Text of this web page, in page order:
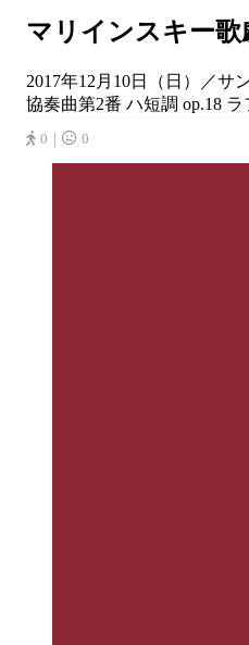
マリインスキー歌
2017年12月10日（日）／サ
協奏曲第2番 ハ短調 op.18
0｜ 0